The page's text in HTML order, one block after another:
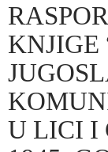
KNJIGE
U LICI I